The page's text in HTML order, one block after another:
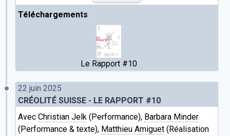
artisanat
Technodépendance
Le texte Technodépendance fait partie d'une série de
textes autour de l'IA à retrouver sur le site de
Ce que l'intelligence n'est plus
Une question d'énergie...
Turing pris à revers
Technodépendance
Ne dites plus IA, dites SALAMI!
Book club
Téléchargements
Le Rapport #10
22 juin 2025
CRÉOLITÉ SUISSE - LE RAPPORT #10
Avec Christian Jelk (Performance), Barbara Minder
(Performance & texte), Matthieu Amiguet (Réalisation